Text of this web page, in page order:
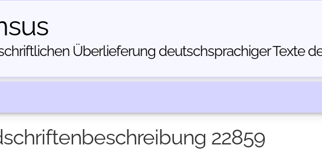
Über­lieferung deutschsprachiger Texte
22859